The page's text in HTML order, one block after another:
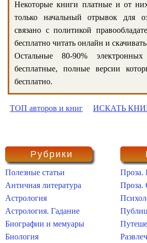
Некоторые книги платные и от
только начальный отрывок для
связано с политикой
бесплатно читать онлайн и
Остальные 80-90%
бесплатные, полные версии
бесплатно.
ТОП авторов и книг ИСКАТЬ
Рубрики
Полезные статьи
Античная литература
Астрология
Астрология. Гадание
Биографии и мемуары
Биология
Проза.
Проза.